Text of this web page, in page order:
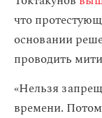
что
основании
проводить
«Нельзя
времени.